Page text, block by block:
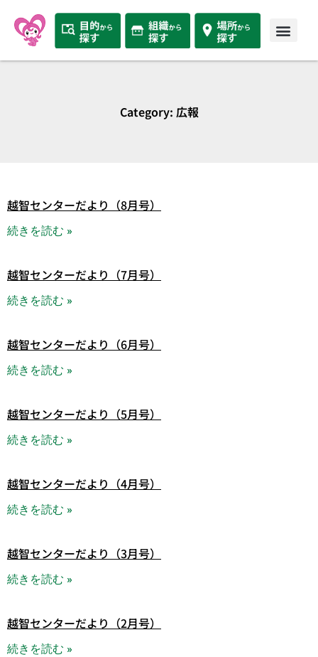
Category: 広報
越智センターだより（8月号）
続きを読む »
越智センターだより（7月号）
続きを読む »
越智センターだより（6月号）
続きを読む »
越智センターだより（5月号）
続きを読む »
越智センターだより（4月号）
続きを読む »
越智センターだより（3月号）
続きを読む »
越智センターだより（2月号）
続きを読む »